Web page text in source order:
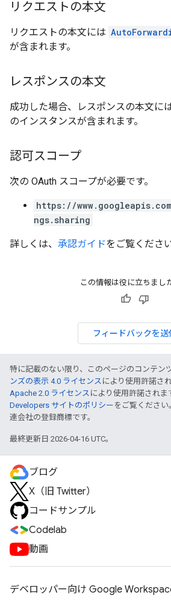
リクエストの本文
リクエストの本文には
が含まれます。
レスポンスの本文
成功した場合、レスポンスの本文に
のインスタンスが含まれます。
認可スコープ
次の OAuth スコープが必要です。
https://
ngs.sharing
詳しくは、 承認ガイドをご覧ください
この情報は役に立ちまし
フィードバックを送
特に記載のない限り、このページのコンテン
ンズの表示 4.0 ライセンス により使用許諾さ
Apache 2.0 ライセンス により使用許諾されま
Developers サイトのポリシー をご覧ください
連会社の登録商標です。
最終更新日 2026-04-16 UTC。
ブログ
X（旧 Twitter）
コードサンプル
Codelab
動画
デベロッパー向け Google